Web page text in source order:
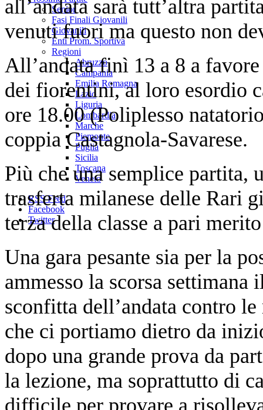
Senior
Fasi Finali Giovanili
Giovanili
Enti Prom. Sportiva
Regioni
Abruzzo
Campania
Emilia Romagna
Lazio
Liguria
Lombardia
Marche
Piemonte
Puglia
Sicilia
Toscana
Veneto
RSS Feed
Facebook
Twitter
all’andata sarà tutt’altra
venuti fuori ma questo non
All’andata finì 13 a 8 a
dei fiorentini, al loro esordio
ore 18.00 (Poliplesso
coppia Castagnola-Savarese.
Più che una semplice partita,
trasferta milanese delle Rari
terza della classe a pari
Una gara pesante sia per la
ammesso la scorsa
sconfitta dell’andata contro
che ci portiamo dietro da
dopo una grande prova da
la lezione, ma soprattutto di
difficile per provare a